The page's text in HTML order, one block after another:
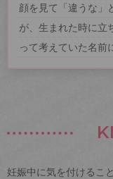
顔を見て「違うな」
が、生まれた時に立
って考えていた名前
妊娠中に気を付けるこ